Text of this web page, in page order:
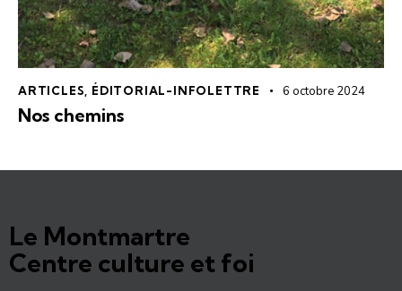
ARTICLES ÉDITORIAL-INFOLETTRE 6 octobre 2024
Nos chemins
Le Montmartre
Centre culture et foi